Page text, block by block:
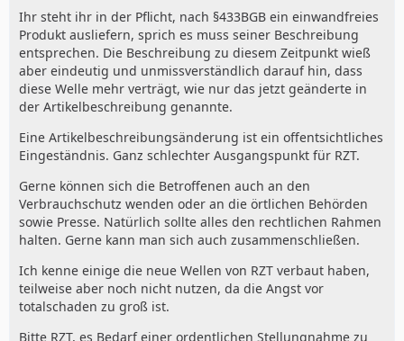
Im Fahrbetrieb wurden die Gänge bis 7500 gedreht, auf
der Autobahn Stundenlang bei 7000
Die Welle wurde von mir händisch auf ein
Wuchtverhältnis von ca 60% bearbeitet.
Da hier nach haltbaren Grenzwerten gefragt wurde.
Edit: Die Welle wurde 3x bisher regeneriert.
Ihr steht ihr in der Pflicht, nach §433BGB ein einwandfreies
Produkt ausliefern, sprich es muss seiner Beschreibung
entsprechen. Die Beschreibung zu diesem Zeitpunkt wieß
aber eindeutig und unmissverständlich darauf hin, dass
diese Welle mehr verträgt, wie nur das jetzt geänderte in
der Artikelbeschreibung genannte.
Eine Artikelbeschreibungsänderung ist ein offentsichtliches
Eingeständnis. Ganz schlechter Ausgangspunkt für RZT.
Gerne können sich die Betroffenen auch an den
Verbrauchschutz wenden oder an die örtlichen Behörden
sowie Presse. Natürlich sollte alles den rechtlichen Rahmen
halten. Gerne kann man sich auch zusammenschließen.
Ich kenne einige die neue Wellen von RZT verbaut haben,
teilweise aber noch nicht nutzen, da die Angst vor
totalschaden zu groß ist.
Bitte RZT, es Bedarf einer ordentlichen Stellungnahme zu